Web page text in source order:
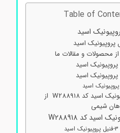
Table of
و مقالات ما
شرایط خرید ۳-فنیل پروپیونیک اسید کد W288918 از
شیمی